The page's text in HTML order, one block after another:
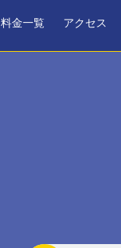
料金一覧 アクセス